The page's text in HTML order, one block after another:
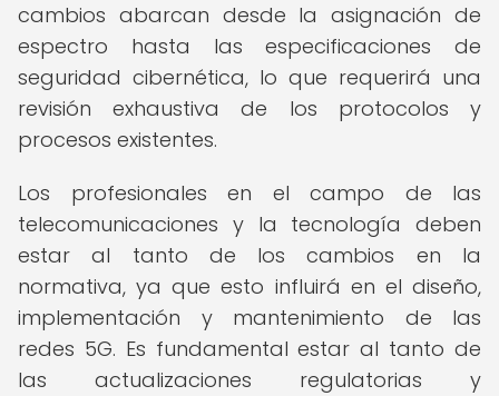
cambios abarcan desde la asignación de
espectro hasta las especificaciones de
seguridad cibernética, lo que requerirá una
revisión exhaustiva de los protocolos y
procesos existentes.
Los profesionales en el campo de las
telecomunicaciones y la tecnología deben
estar al tanto de los cambios en la
normativa, ya que esto influirá en el diseño,
implementación y mantenimiento de las
redes 5G. Es fundamental estar al tanto de
las actualizaciones regulatorias y